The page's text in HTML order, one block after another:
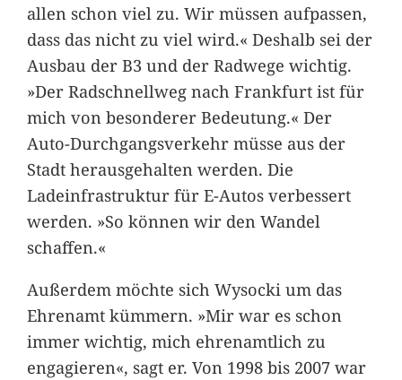
allen schon viel zu. Wir müssen aufpassen,
dass das nicht zu viel wird.« Deshalb sei der
Ausbau der B3 und der Radwege wichtig.
»Der Radschnellweg nach Frankfurt ist für
mich von besonderer Bedeutung.« Der
Auto-Durchgangsverkehr müsse aus der
Stadt herausgehalten werden. Die
Ladeinfrastruktur für E-Autos verbessert
werden. »So können wir den Wandel
schaffen.«
Außerdem möchte sich Wysocki um das
Ehrenamt kümmern. »Mir war es schon
immer wichtig, mich ehrenamtlich zu
engagieren«, sagt er. Von 1998 bis 2007 war